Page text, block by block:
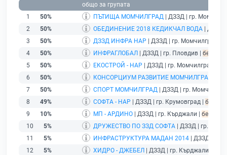
общо за групата
1
50% ПЪТИЩА МОМЧИЛГРАД | ДЗЗД | гр.
2
50% ОБЕДИНЕНИЕ 2018 КЕДИКЧАЛ ВОДА | ДЗЗД
3
50% ДЗЗД ИНФРА НАР | ДЗЗД | гр. Момчилград |
4
50% ИНФРАГЛОБАЛ | ДЗЗД | гр. Пловдив | без
5
50% ЕКОСТРОЙ - НАР | ДЗЗД | гр. Момчилград |
6
50%
КОНСОРЦИУМ РАЗВИТИЕ МОМЧИЛГРАД
7
50% СПОРТ МОМЧИЛГРАД | ДЗЗД | гр.
8
49% СОФТА - НАР | ДЗЗД | гр. Крумовград | без
9
10% МП - АРДИНО | ДЗЗД | гр. Кърджали | без
10
5% ДРУЖЕСТВО ПО ЗЗД СОФТА | ДЗЗД | гр.
11
5% ИНФРАСТРУКТУРА МАДАН 2014 | ДЗЗД | гр.
12
5% ХИДРО - ДЖЕБЕЛ | ДЗЗД | гр. Кърджали |